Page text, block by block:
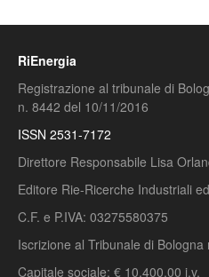
RiEnergia
Registrazione al tribunale di
n. 8442 del 10/11/2016
ISSN 2531-7172
Direttore Responsabile Lisa
Editore Rie-Ricerche Industriali
C.F. e P.IVA: 03275580375
Iscrizione al Tribunale di Bologna
Capitale sociale: € 10.400,00 i.v.